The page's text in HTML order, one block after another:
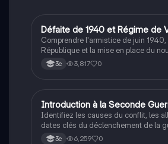
DHistoire
Défaite de 1940 et Régime de
Comprendre l'armistice de juin
République et la mise en place du
autoritaire de Philippe Pétain.
3e 3,817 0
IHistoire
Introduction à la Seconde
Identifiez les causes du conflit, les
dates clés du déclenchement de la
et dans le Pacifique.
3e 6,259 0